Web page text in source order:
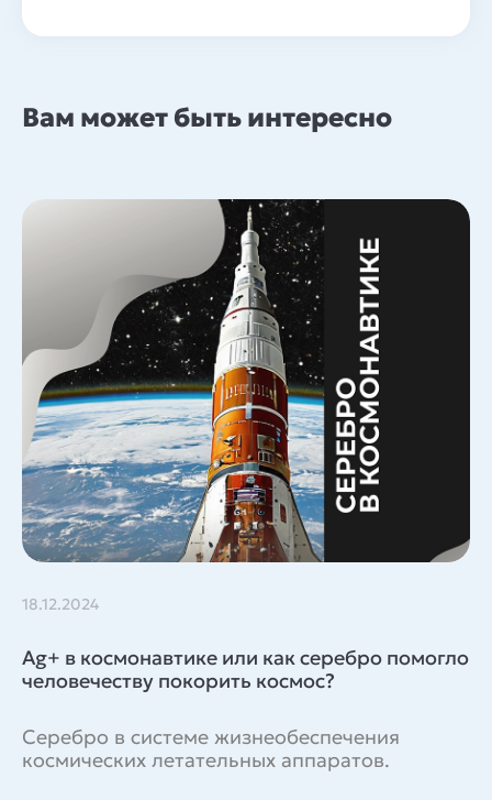
Вам может быть интересно
18.12.2024
Ag+ в космонавтике или как серебро помогло
человечеству покорить космос?
Серебро в системе жизнеобеспечения
космических летательных аппаратов.